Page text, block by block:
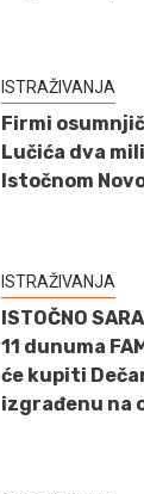
ISTRAŽIVANJA
Firmi
Lučića dva
Istočnom
ISTRAŽIVANJA
ISTOČNO
11 dunuma
će kupiti
izgrađenu na